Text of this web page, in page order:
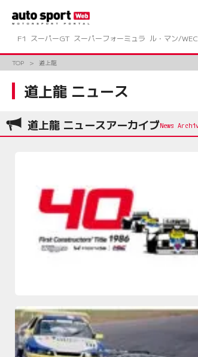
ツ
ス
F1
スーパーGT スーパーフォーミュラ ル・マン/WEC
TOP 道上龍
道上龍 ニュース
道上龍 ニュースアーカイブ